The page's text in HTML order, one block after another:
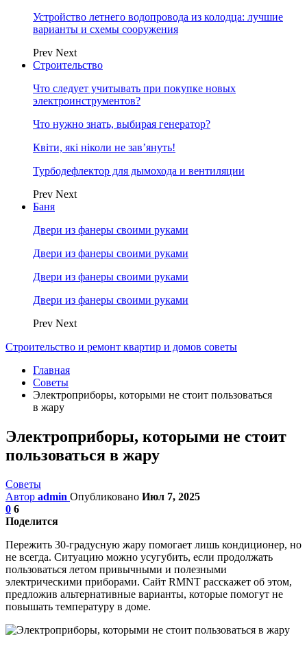
Устройство летнего водопровода из колодца: лучшие
варианты и схемы сооружения
Prev Next
Строительство
Что следует учитывать при покупке новых
электроинструментов?
Что нужно знать, выбирая генератор?
Квіти, які ніколи не зав’януть!
Турбодефлектор для дымохода и вентиляции
Prev Next
Баня
Двери из фанеры своими руками
Двери из фанеры своими руками
Двери из фанеры своими руками
Двери из фанеры своими руками
Prev Next
Строительство и ремонт квартир и домов советы
Главная
Советы
Электроприборы, которыми не стоит пользоваться
в жару
Электроприборы, которыми не стоит
пользоваться в жару
Советы
Автор admin Опубликовано Июл 7, 2025
0 6
Поделится
Пережить 30-градусную жару помогает лишь кондиционер, но
не всегда. Ситуацию можно усугубить, если продолжать
пользоваться летом привычными и полезными
электрическими приборами. Сайт RMNT расскажет об этом,
предложив альтернативные варианты, которые помогут не
повышать температуру в доме.